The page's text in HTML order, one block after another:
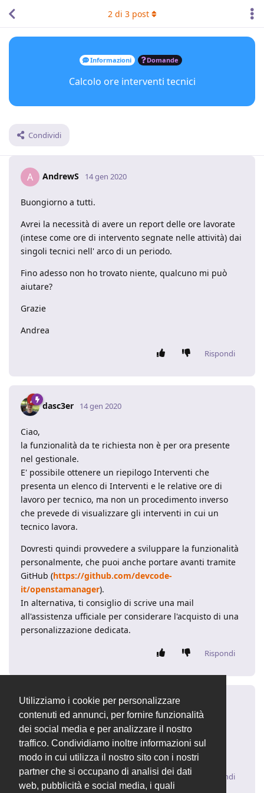
Utilizziamo i cookie per personalizzare
contenuti ed annunci, per fornire funzionalità
dei social media e per analizzare il nostro
traffico. Condividiamo inoltre informazioni sul
modo in cui utilizza il nostro sito con i nostri
partner che si occupano di analisi dei dati
web, pubblicità e social media, i quali
Informazioni Domande
Calcolo ore interventi tecnici
Condividi
2di 3post
A AndrewS 14 gen 2020
Buongiorno a tutti.
Avrei la necessità di avere un report delle ore lavorate
(intese come ore di intervento segnate nelle attività) dai
singoli tecnici nell' arco di un periodo.
Fino adesso non ho trovato niente, qualcuno mi può
aiutare?
Grazie
Andrea
Rispondi
dasc3er 14 gen 2020
Ciao,
la funzionalità da te richiesta non è per ora presente
nel gestionale.
E' possibile ottenere un riepilogo Interventi che
presenta un elenco di Interventi e le relative ore di
lavoro per tecnico, ma non un procedimento inverso
che prevede di visualizzare gli interventi in cui un
tecnico lavora.
Dovresti quindi provvedere a sviluppare la funzionalità
personalmente, che puoi anche portare avanti tramite
GitHub (https://github.com/devcode-
it/openstamanager).
In alternativa, ti consiglio di scrive una mail
all'assistenza ufficiale per considerare l'acquisto di una
personalizzazione dedicata.
Rispondi
A AndrewS 14 gen 2020
ok
grazie
Rispondi